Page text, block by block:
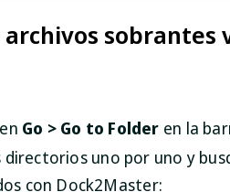
archivos sobrantes
Go > Go to Folder en la
uno por uno y
con Dock2Master: